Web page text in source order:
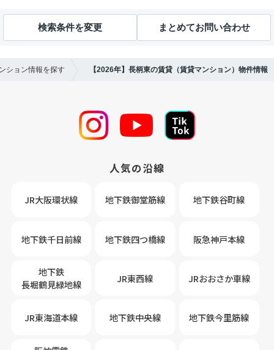
検索条件を変更 まとめてお問い合わせ
ション情報を探す 【2026年】長柄東の賃貸（賃貸マンション）物件情報
人気の沿線
JR大阪環状線 地下鉄御堂筋線 地下鉄谷町線
地下鉄千日前線 地下鉄四つ橋線 阪急神戸本線
地下鉄
長堀鶴見緑地線
JR東西線 JRおおさか車線
JR東海道本線 地下鉄中央線 地下鉄今里筋線